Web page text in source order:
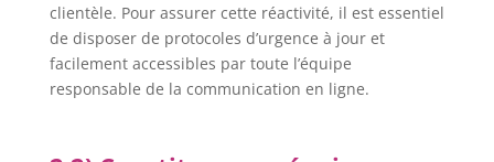
clientèle. Pour assurer cette réactivité, il est essentiel
de disposer de protocoles d’urgence à jour et
facilement accessibles par toute l’équipe
responsable de la communication en ligne.